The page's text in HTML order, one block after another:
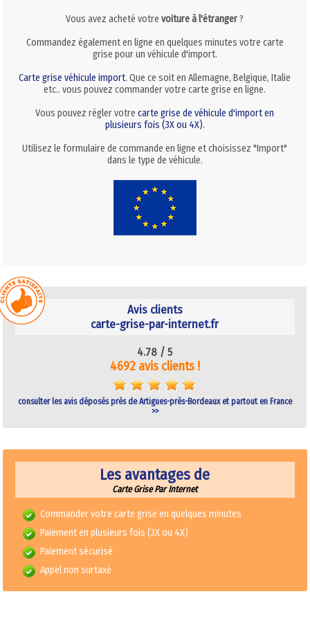
Vous avez acheté votrevoiture à l'étranger?
Commandez également en ligne en quelques minutes votre carte
grise pour un véhicule d'import.
Carte grise véhicule import. Que ce soit en Allemagne, Belgique, Italie
etc.. vous pouvez commander votre carte grise en ligne.
Vous pouvez régler votrecarte grise de véhicule d'import en
plusieurs fois (3X ou 4X).
Utilisez le formulaire de commande en ligne et choisissez "Import"
dans le type de véhicule.
Avis clients
carte-grise-par-internet.fr
4.78 /5
4692 avis clients !
consulter les avis déposés près de Artigues-près-Bordeaux et partout en France
>>
Les avantages de
Carte Grise Par Internet
Commander votre carte grise en quelques minutes
Paiement en plusieurs fois (3X ou 4X)
Paiement sécurisé
Appel non surtaxé